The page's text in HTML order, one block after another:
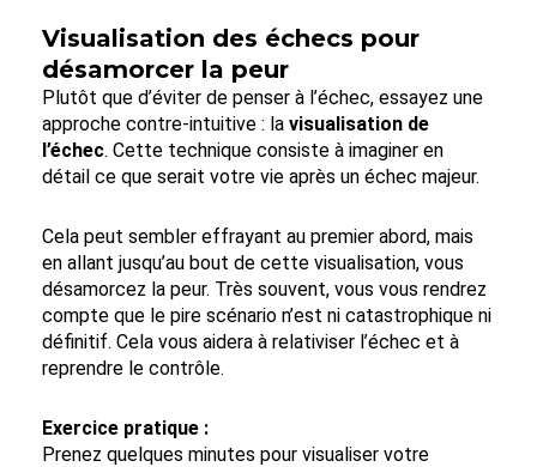
Visualisation des échecs pour
désamorcer la peur
Plutôt que d’éviter de penser à l’échec, essayez une
approche contre-intuitive : la visualisation de
l’échec. Cette technique consiste à imaginer en
détail ce que serait votre vie après un échec majeur.
Cela peut sembler effrayant au premier abord, mais
en allant jusqu’au bout de cette visualisation, vous
désamorcez la peur. Très souvent, vous vous rendrez
compte que le pire scénario n’est ni catastrophique ni
définitif. Cela vous aidera à relativiser l’échec et à
reprendre le contrôle.
Exercice pratique :
Prenez quelques minutes pour visualiser votre